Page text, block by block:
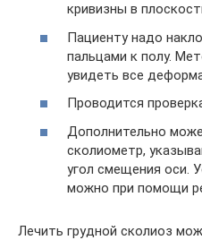
кривизны в
Пациенту надо
пальцами к полу.
увидеть все
Проводится
Дополнительно
сколиометр,
угол смещения оси.
можно при помощи
Лечить грудной сколиоз